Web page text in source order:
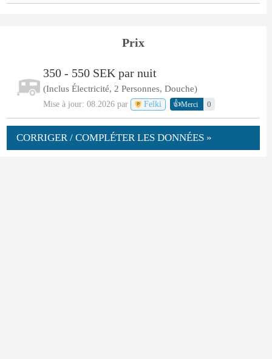
Prix
350 - 550 SEK par nuit
(Inclus Électricité, 2 Personnes, Douche)
Mise à jour: 08.2026 par Felki 👍Merci 0
CORRIGER / COMPLÉTER LES DONNÉES »